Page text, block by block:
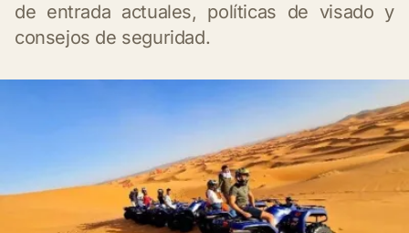
de entrada actuales, políticas de visado y
consejos de seguridad.